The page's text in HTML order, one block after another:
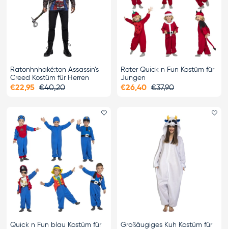
Ratonhnhaké:ton Assassin’s
Creed Kostüm für Herren
€22,95 €40,20
Roter Quick n Fun Kostüm für
Jungen
€26,40 €37,90
Favorit hinzufügen
Quick n Fun blau Kostüm für
Großäugiges Kuh Kostüm für